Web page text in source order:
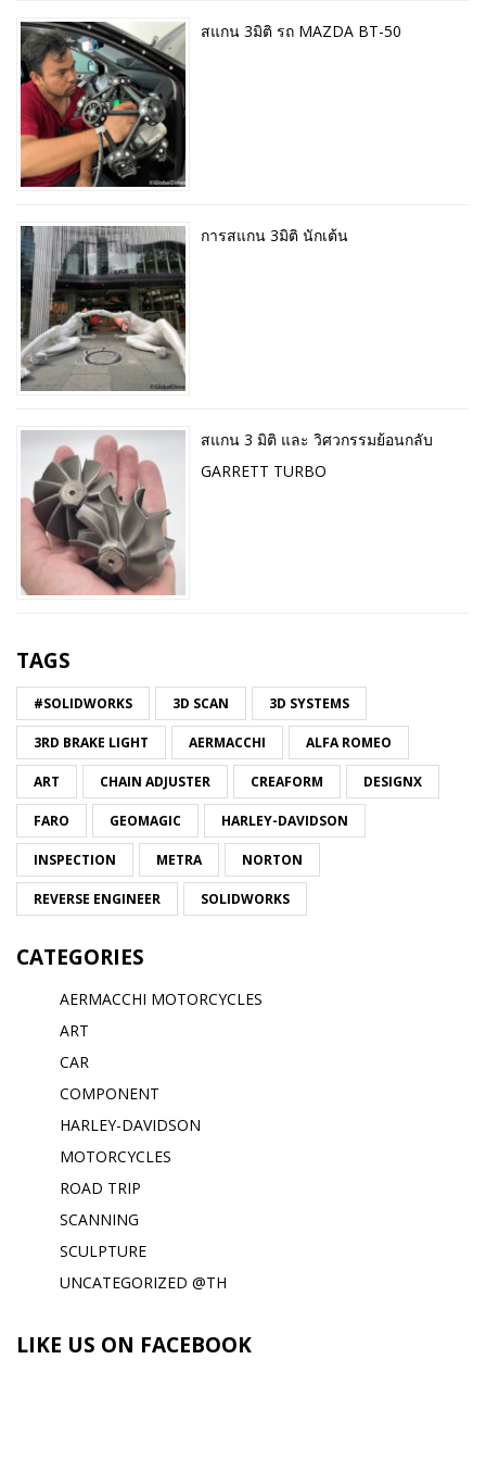
สแกน 3มิติ รถ MAZDA BT-50
การสแกน 3มิติ นักเต้น
สแกน 3 มิติ และ วิศวกรรมย้อนกลับ
GARRETT TURBO
TAGS
#SOLIDWORKS 3D SCAN 3D SYSTEMS
3RD BRAKE LIGHT AERMACCHI ALFA ROMEO
ART CHAIN ADJUSTER CREAFORM DESIGNX
FARO GEOMAGIC HARLEY-DAVIDSON
INSPECTION METRA NORTON
REVERSE ENGINEER SOLIDWORKS
CATEGORIES
AERMACCHI MOTORCYCLES
ART
CAR
COMPONENT
HARLEY-DAVIDSON
MOTORCYCLES
ROAD TRIP
SCANNING
SCULPTURE
UNCATEGORIZED @TH
LIKE US ON FACEBOOK